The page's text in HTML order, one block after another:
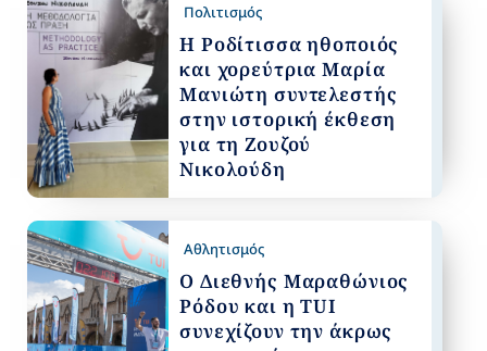
Πολιτισμός
Η Ροδίτισσα ηθοποιός
και χορεύτρια Μαρία
Μανιώτη συντελεστής
στην ιστορική έκθεση
για τη Ζουζού
Νικολούδη
Αθλητισμός
Ο Διεθνής Μαραθώνιος
Ρόδου και η TUI
συνεχίζουν την άκρως